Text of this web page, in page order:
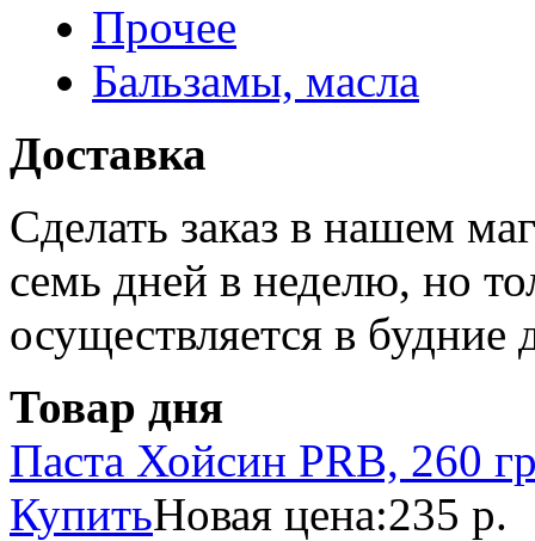
Прочее
Бальзамы, масла
Доставка
Сделать заказ в нашем
семь дней в неделю, но
осуществляется в будние
Товар дня
Паста Хойсин PRB, 260
КупитьНовая цена:235 р.